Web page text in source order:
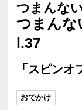
つまんな
つまん
l.37
「スピンオ
おでかけ